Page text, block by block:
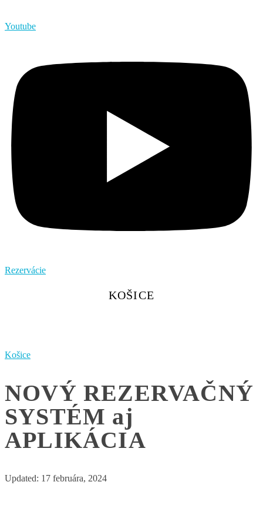
Youtube
Rezervácie
KOŠICE
Košice
NOVÝ REZERVAČNÝ
SYSTÉM aj
APLIKÁCIA
Updated: 17 februára, 2024